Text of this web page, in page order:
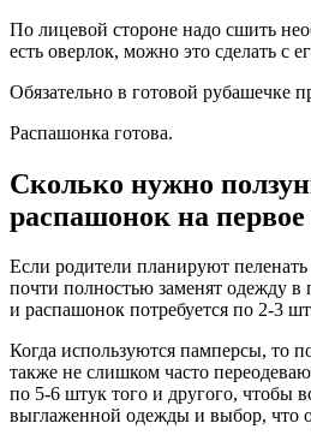
По лицевой стороне надо сшить
есть оверлок, можно это сделать с
Обязательно в готовой рубашечке
Распашонка готова.
Сколько нужно
распашонок на
Если родители планируют пеленать
почти полностью заменят одежду в
и распашонок потребуется по 2-3
Когда используются памперсы, то
также не слишком часто
по 5-6 штук того и другого, чтобы
выглаженной одежды и выбор, что